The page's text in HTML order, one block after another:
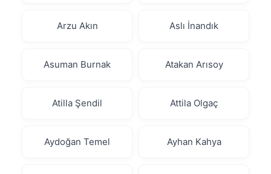
Arzu Akın Aslı İnandık
Asuman Burnak Atakan Arısoy
Atilla Şendil Attila Olgaç
Aydoğan Temel Ayhan Kahya